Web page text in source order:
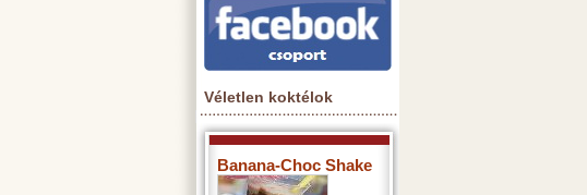
Véletlen koktélok
Banana-Choc Shake